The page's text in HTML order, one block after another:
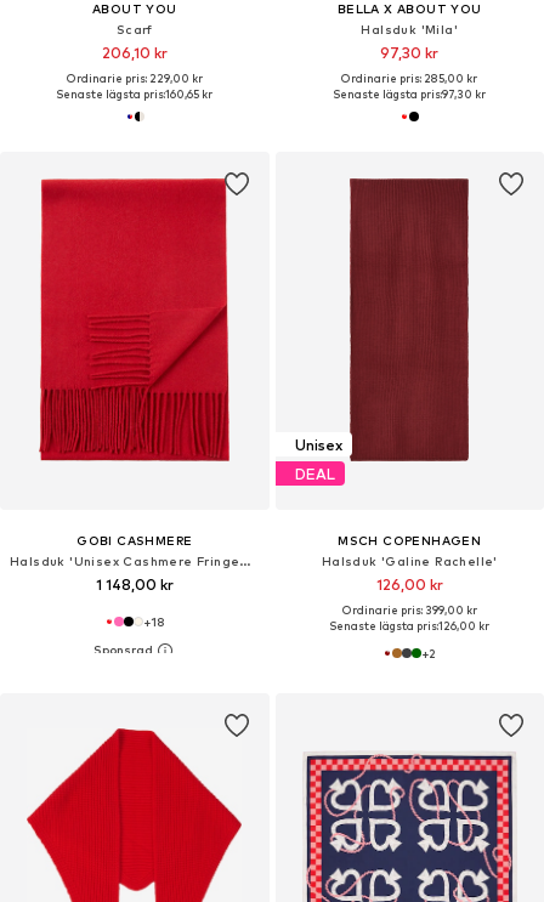
ABOUT YOU
Scarf
206,10 kr
Ordinarie pris: 229,00 kr
Senaste lägsta pris:160,65 kr
BELLA X ABOUT YOU
Halsduk 'Mila'
97,30 kr
Ordinarie pris: 285,00 kr
Senaste lägsta pris:97,30 kr
GOBI CASHMERE
Halsduk 'Unisex Cashmere Fringed Scarf'
1 148,00 kr
+18
Unisex
DEAL
MSCH COPENHAGEN
Halsduk 'Galine Rachelle'
126,00 kr
Ordinarie pris: 399,00 kr
Senaste lägsta pris:126,00 kr
+2